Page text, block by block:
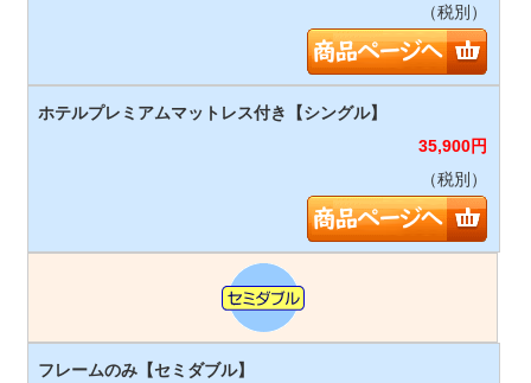
（税別）
35,900円
（税別）